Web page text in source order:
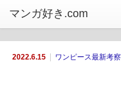
2022.6.15 ワンピース最新考察